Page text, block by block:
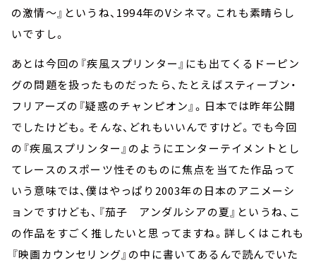
の激情～』というね、1994年のVシネマ。これも素晴らし
いですし。
あとは今回の『疾風スプリンター』にも出てくるドーピン
グの問題を扱ったものだったら、たとえばスティーブン・
フリアーズの『疑惑のチャンピオン』。日本では昨年公開
でしたけども。そんな、どれもいいんですけど。でも今回
の『疾風スプリンター』のようにエンターテイメントとし
てレースのスポーツ性そのものに焦点を当てた作品って
いう意味では、僕はやっぱり2003年の日本のアニメーシ
ョンですけども、『茄子 アンダルシアの夏』というね、こ
の作品をすごく推したいと思ってますね。詳しくはこれも
『映画カウンセリング』の中に書いてあるんで読んでいた